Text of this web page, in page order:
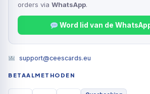
orders via WhatsApp.
Word lid van de
support@ceescards.eu
BETAALMETHODEN